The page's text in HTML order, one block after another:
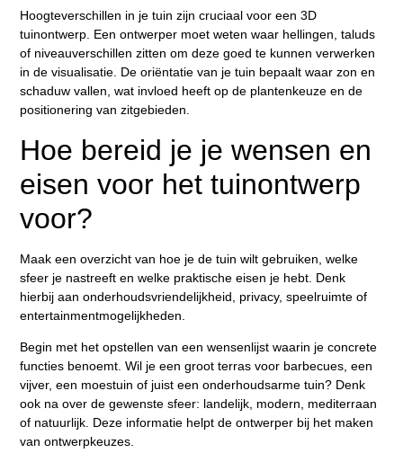
Hoogteverschillen in je tuin zijn cruciaal voor een 3D
tuinontwerp. Een ontwerper moet weten waar hellingen, taluds
of niveauverschillen zitten om deze goed te kunnen verwerken
in de visualisatie. De oriëntatie van je tuin bepaalt waar zon en
schaduw vallen, wat invloed heeft op de plantenkeuze en de
positionering van zitgebieden.
Hoe bereid je je wensen en
eisen voor het tuinontwerp
voor?
Maak een overzicht van hoe je de tuin wilt gebruiken, welke
sfeer je nastreeft en welke praktische eisen je hebt. Denk
hierbij aan onderhoudsvriendelijkheid, privacy, speelruimte of
entertainmentmogelijkheden.
Begin met het opstellen van een wensenlijst waarin je concrete
functies benoemt. Wil je een groot terras voor barbecues, een
vijver, een moestuin of juist een onderhoudsarme tuin? Denk
ook na over de gewenste sfeer: landelijk, modern, mediterraan
of natuurlijk. Deze informatie helpt de ontwerper bij het maken
van ontwerpkeuzes.